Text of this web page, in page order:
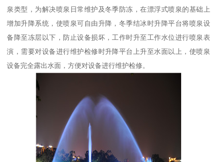
泉类型，为解决喷泉日常维护及冬季防冻，在漂浮式喷泉的基础上
增加升降系统，使喷泉可自由升降，冬季结冰时升降平台将喷泉设
备降至冻层以下，防止设备损坏，工作时升至工作水位进行喷泉表
演，需要对设备进行维护检修时升降平台上升至水面以上，使喷泉
设备完全露出水面，方便对设备进行维护检修。